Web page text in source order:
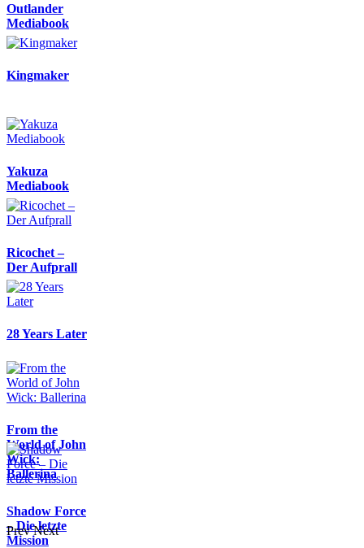
Outlander
Mediabook
Kingmaker
Yakuza
Mediabook
Ricochet –
Der Aufprall
28 Years Later
From the
World of John
Wick:
Ballerina
Shadow Force
– Die letzte
Mission
Prev Next